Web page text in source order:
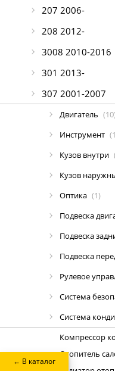
← В каталог
207 2006-
208 2012-
3008 2010-2016
301 2013-
307 2001-2007
Двигатель
Инструмент
Кузов внутри
Кузов
Оптика (1)
Подвеска
Подвеска
Подвеска
Рулевое
Система
Система
Компрессор
Отопитель